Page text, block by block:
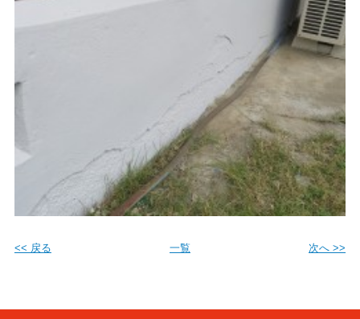
<< 戻る 一覧 次へ >>